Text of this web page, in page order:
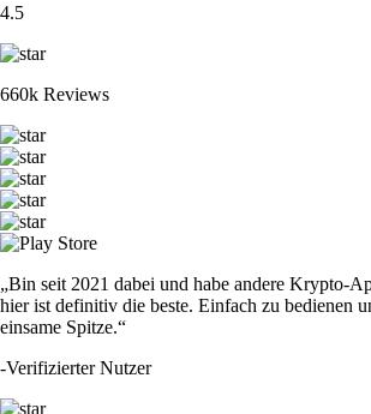
4.5
660k Reviews
„Bin seit 2021 dabei und habe andere Krypto-
hier ist definitiv die beste. Einfach zu bedienen
einsame Spitze.“
-Verifizierter Nutzer